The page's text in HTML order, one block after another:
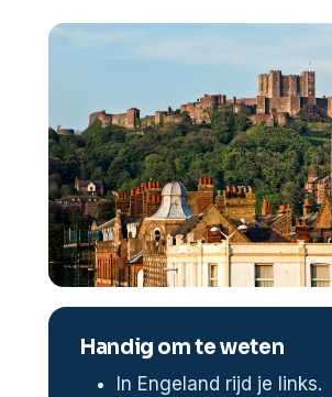
Handig om te weten
In Engeland rijd je links.